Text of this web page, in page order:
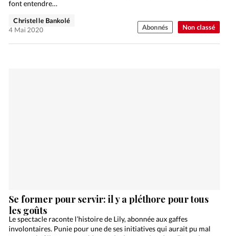
Non classé
font entendre…
Christelle Bankolé
4 Mai 2020
Abonnés
Se former pour servir: il y a pléthore pour tous
les goûts
Le spectacle raconte l’histoire de Lily, abonnée aux gaffes
involontaires. Punie pour une de ses initiatives qui aurait pu mal